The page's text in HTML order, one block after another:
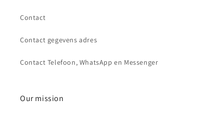
Contact
Contact gegevens adres
Contact Telefoon, WhatsApp en Messenger
Our mission